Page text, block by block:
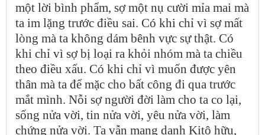
một lời bình phẩm, sợ một nụ cười mỉa mai mà
ta im lặng trước điều sai. Có khi chỉ vì sợ mất
lòng mà ta không dám bênh vực sự thật. Có
khi chỉ vì sợ bị loại ra khỏi nhóm mà ta chiều
theo điều xấu. Có khi chỉ vì muốn được yên
thân mà ta để mặc cho bất công đi qua trước
mắt mình. Nỗi sợ người đời làm cho ta co lại,
sống nửa vời, tin nửa vời, yêu nửa vời, làm
chứng nửa vời. Ta vẫn mang danh Kitô hữu,